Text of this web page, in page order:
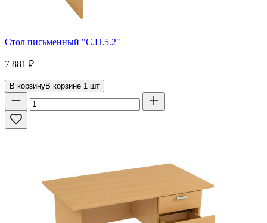
Стол письменный "С.П.5.2"
7 881 ₽
В корзинуВ корзине 1 шт